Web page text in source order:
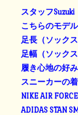
スタッフSuzuki
こちらのモデ
足長（ソック
足幅（ソック
履き心地の好
スニーカーの
NIKE AIR
ADIDAS STAN